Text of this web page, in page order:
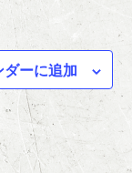
ダーに追加